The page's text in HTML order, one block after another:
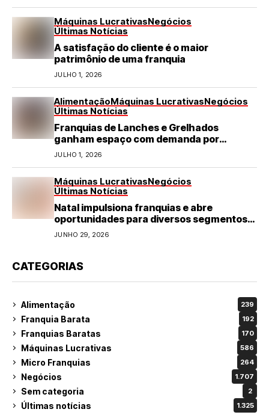
Máquinas LucrativasNegócios
Últimas Notícias
A satisfação do cliente é o maior
patrimônio de uma franquia
JULHO 1, 2026
AlimentaçãoMáquinas LucrativasNegócios
Últimas Notícias
Franquias de Lanches e Grelhados
ganham espaço com demanda por
refeições rápidas e de qualidade
JULHO 1, 2026
Máquinas LucrativasNegócios
Últimas Notícias
Natal impulsiona franquias e abre
oportunidades para diversos segmentos
do varejo
JUNHO 29, 2026
CATEGORIAS
Alimentação 239
Franquia Barata 192
Franquias Baratas 170
Máquinas Lucrativas 586
Micro Franquias 264
Negócios 1.707
Sem categoria 2
Últimas notícias 1.325